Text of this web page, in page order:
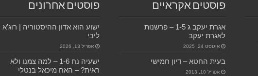
פוסטים אקראיים
אגרת יעקב ג 1-5 – פרשנות
לאגרת יעקב
אוגוסט 24, 2025
בעית החטא – דיון חמישי
אפריל 10, 2013
פוסטים אחרונים
ישוע הוא אדון ההיסטוריה | רוג’א
ליבי
אפריל 13, 2026
ישעיה נח 1-6 – למה צמנו ולא
ראית? – האח מיכאל בנטלי